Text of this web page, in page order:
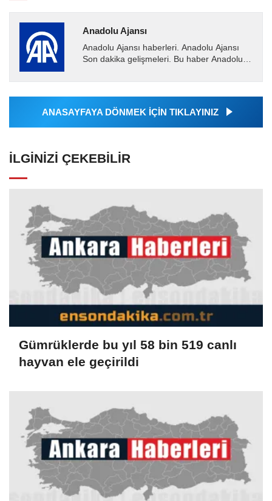
Anadolu Ajansı
Anadolu Ajansı haberleri. Anadolu Ajansı
Son dakika gelişmeleri. Bu haber Anadolu
Ajansı tarafından...
ANASAYFAYA DÖNMEK İÇİN TIKLAYINIZ
İLGINIZI ÇEKEBILIR
Gümrüklerde bu yıl 58 bin 519 canlı
hayvan ele geçirildi